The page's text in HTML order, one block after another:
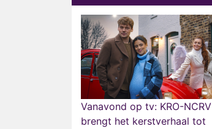
Vanavond op tv: KRO-NCRV
brengt het kerstverhaal tot